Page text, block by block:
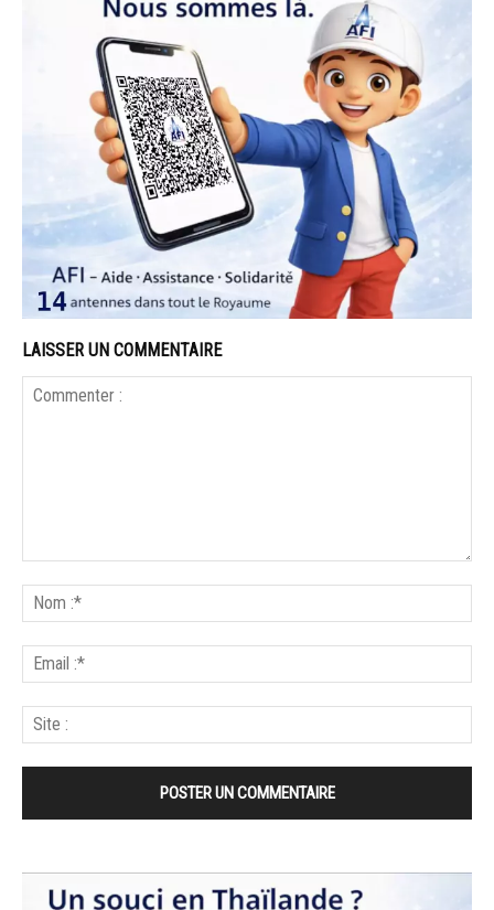
LAISSER UN COMMENTAIRE